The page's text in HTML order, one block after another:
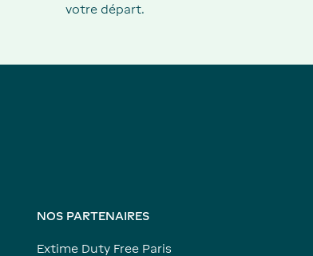
votre départ.
NOS PARTENAIRES
Extime Duty Free Paris